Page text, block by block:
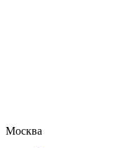
Москва